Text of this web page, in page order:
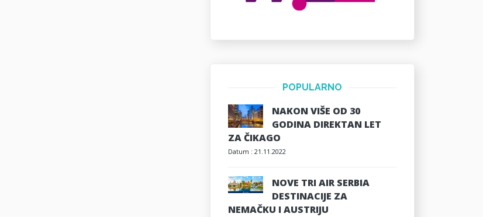
POPULARNO
NAKON VIŠE OD 30
GODINA DIREKTAN LET
ZA ČIKAGO
Datum : 21.11.2022
NOVE TRI AIR SERBIA
DESTINACIJE ZA
NEMAČKU I AUSTRIJU